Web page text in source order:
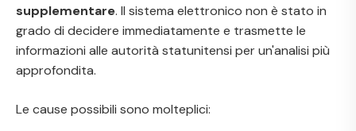
supplementare. Il sistema elettronico non è stato in
grado di decidere immediatamente e trasmette le
informazioni alle autorità statunitensi per un'analisi più
approfondita.
Le cause possibili sono molteplici: